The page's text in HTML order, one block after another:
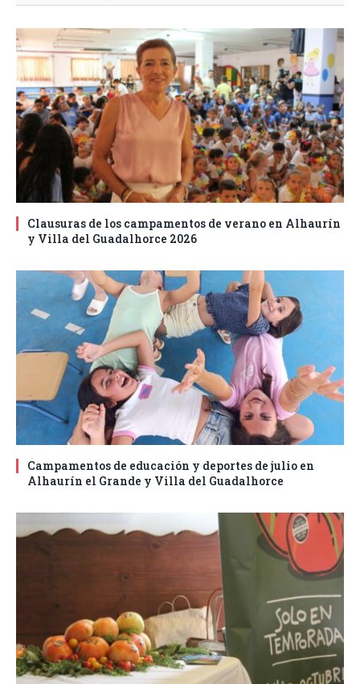
Clausuras de los campamentos de verano en Alhaurín
y Villa del Guadalhorce 2026
Campamentos de educación y deportes de julio en
Alhaurín el Grande y Villa del Guadalhorce